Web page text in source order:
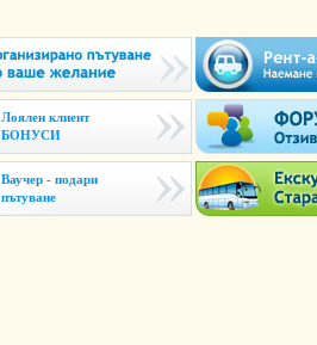
Лоялен клиент
БОНУСИ
Ваучер - подари
пътуване